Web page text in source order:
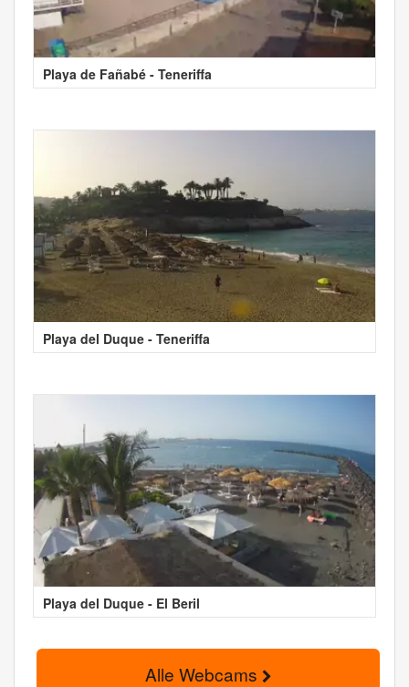
Playa de Fañabé - Teneriffa
Playa del Duque - Teneriffa
Playa del Duque - El Beril
Alle Webcams